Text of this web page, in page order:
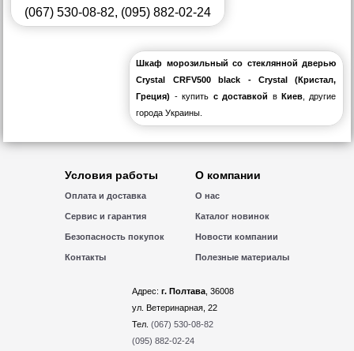
(067) 530-08-82, (095) 882-02-24
Шкаф морозильный со стеклянной дверью
Crystal CRFV500 black - Crystal (Кристал,
Греция) - купить с доставкой в Киев, другие
города Украины.
Условия работы
Оплата и доставка
Сервис и гарантия
Безопасность покупок
Контакты
О компании
О нас
Каталог новинок
Новости компании
Полезные материалы
Адрес: г. Полтава, 36008
ул. Ветеринарная, 22
Тел. (067) 530-08-82
(095) 882-02-24